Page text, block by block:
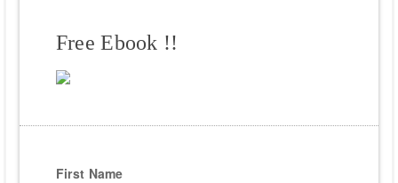
Free Ebook !!
First Name